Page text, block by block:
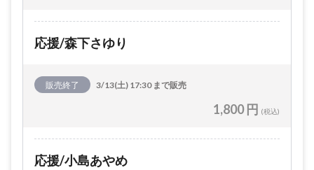
応援/森下さゆり
販売終了 3/13(土) 17:30 まで販売
1,800 円 (税込)
応援/小島あやめ